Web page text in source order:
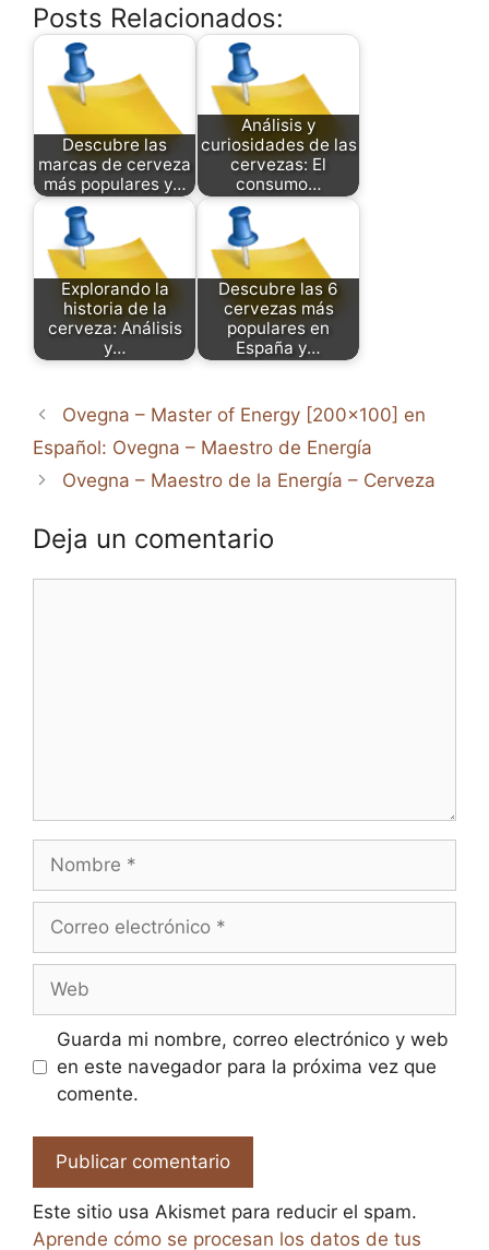
Posts Relacionados:
Descubre las
marcas de cerveza
más populares y…
Análisis y
curiosidades de las
cervezas: El
consumo…
Explorando la
historia de la
cerveza: Análisis
y…
Descubre las 6
cervezas más
populares en
España y…
Ovegna – Master of Energy [200×100] en
Español: Ovegna – Maestro de Energía
Ovegna – Maestro de la Energía – Cerveza
Deja un comentario
Nombre
Correo
Web
Guarda mi nombre, correo electrónico y web
en este navegador para la próxima vez que
comente.
Este sitio usa Akismet para reducir el spam.
Aprende cómo se procesan los datos de tus